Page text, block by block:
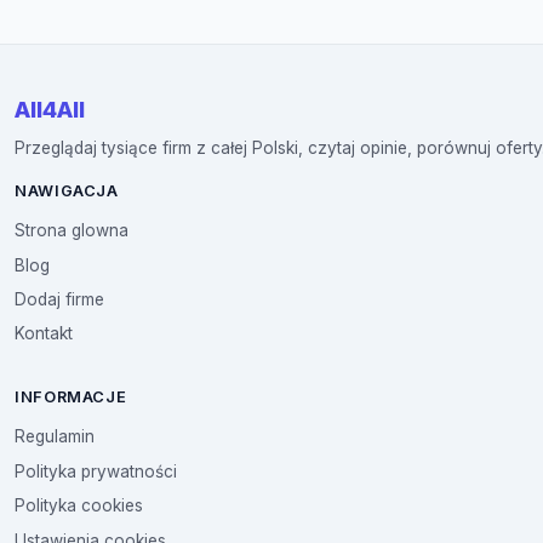
All4All
Przeglądaj tysiące firm z całej Polski, czytaj opinie, porównuj
NAWIGACJA
Strona glowna
Blog
Dodaj firme
Kontakt
INFORMACJE
Regulamin
Polityka prywatności
Polityka cookies